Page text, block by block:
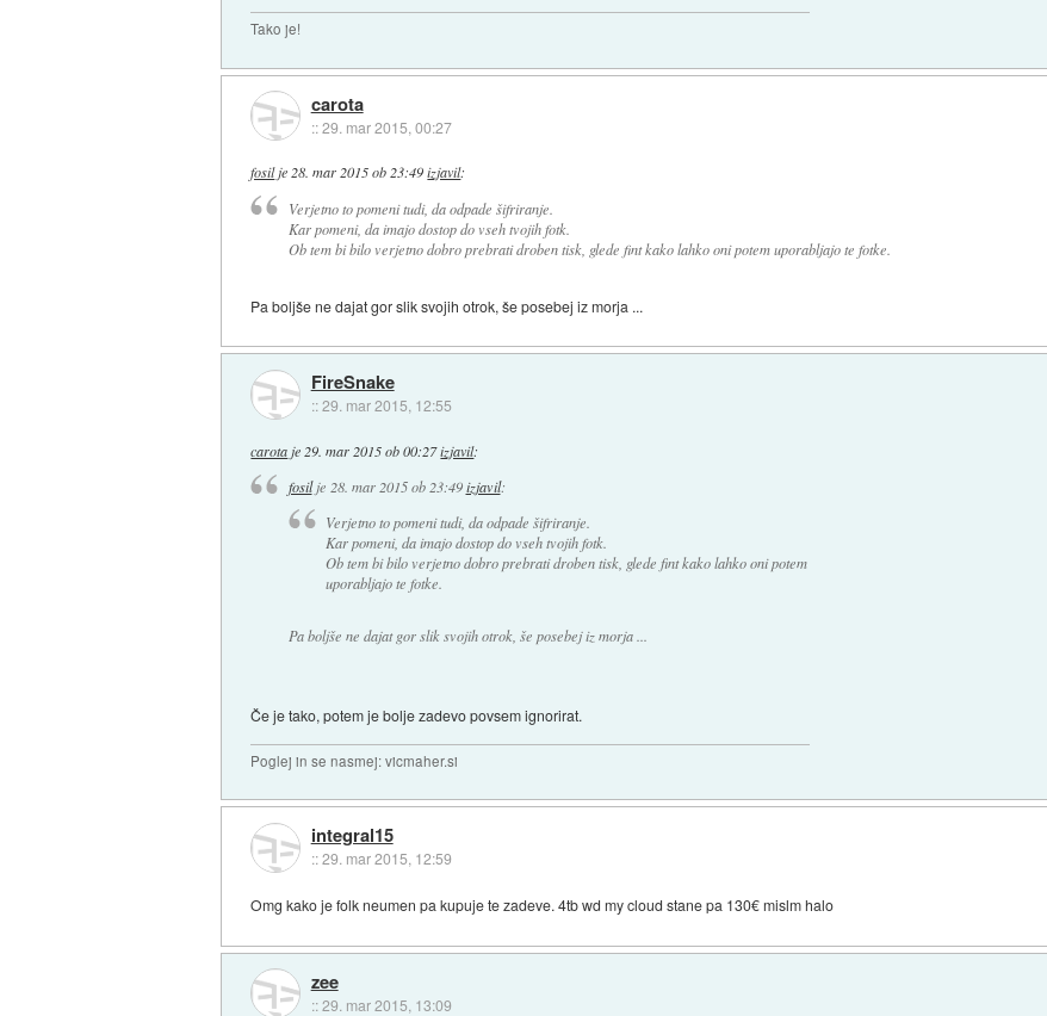
Tako je!
carota
::29. mar 2015, 00:27
fosilje28. mar 2015 ob 23:49 izjavil:
Verjetno to pomeni tudi, da odpade šifriranje.
Kar pomeni, da imajo dostop do vseh tvojih fotk.
Ob tem bi bilo verjetno dobro prebrati droben tisk, glede fint kako lahko oni potem uporabljajo te fotke.
Pa boljše ne dajat gor slik svojih otrok, še posebej iz morja ...
FireSnake
::29. mar 2015, 12:55
carota je 29. mar 2015 ob 00:27izjavil:
fosilje 28. mar 2015 ob 23:49 izjavil:
Verjetno to pomeni tudi, da odpade šifriranje.
Kar pomeni, da imajo dostop do vseh tvojih fotk.
Ob tem bi bilo verjetno dobro prebrati droben tisk, glede fint kako lahko oni potem
uporabljajo te fotke.
Pa boljše ne dajat gor slik svojih otrok, še posebej iz morja ...
Če je tako, potem je bolje zadevo povsem ignorirat.
Poglej in se nasmej: vicmaher.si
integral15
::29. mar 2015, 12:59
Omg kako je folk neumen pa kupuje te zadeve. 4tb wd my cloud stane pa 130€ mislm halo
zee
::29. mar 2015, 13:09